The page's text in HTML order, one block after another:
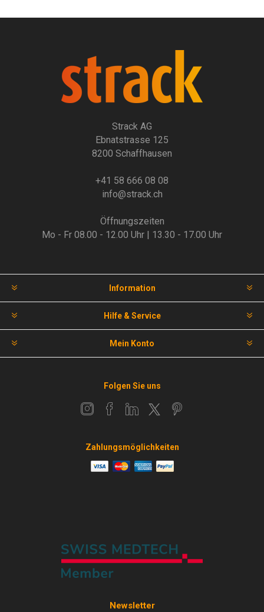
Strack AG
Ebnatstrasse 125
8200 Schaffhausen
+41 58 666 08 08
info@strack.ch
Öffnungszeiten
Mo - Fr 08.00 - 12.00 Uhr | 13.30 - 17.00 Uhr
Information
Hilfe & Service
Mein Konto
Folgen Sie uns
Zahlungsmöglichkeiten
Newsletter